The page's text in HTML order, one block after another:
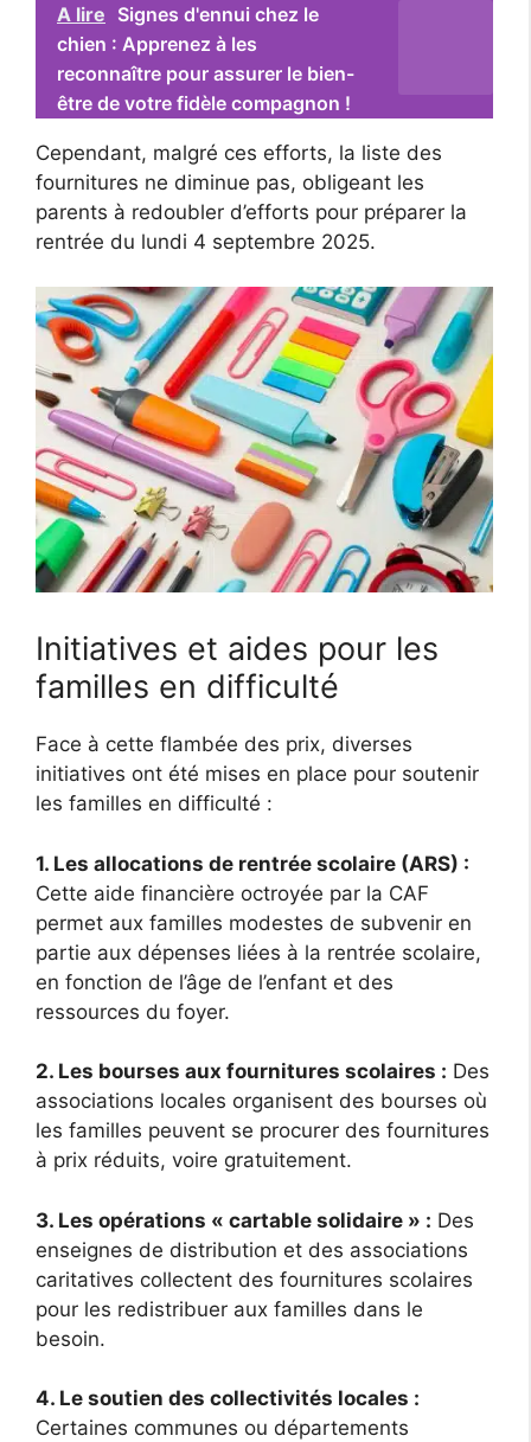
A lire Signes d'ennui chez le
chien : Apprenez à les
reconnaître pour assurer le bien-
être de votre fidèle compagnon !
Cependant, malgré ces efforts, la liste des
fournitures ne diminue pas, obligeant les
parents à redoubler d’efforts pour préparer la
rentrée du lundi 4 septembre 2025.
Initiatives et aides pour les
familles en difficulté
Face à cette flambée des prix, diverses
initiatives ont été mises en place pour soutenir
les familles en difficulté :
1. Les allocations de rentrée scolaire (ARS) :
Cette aide financière octroyée par la CAF
permet aux familles modestes de subvenir en
partie aux dépenses liées à la rentrée scolaire,
en fonction de l’âge de l’enfant et des
ressources du foyer.
2. Les bourses aux fournitures scolaires : Des
associations locales organisent des bourses où
les familles peuvent se procurer des fournitures
à prix réduits, voire gratuitement.
3. Les opérations « cartable solidaire » : Des
enseignes de distribution et des associations
caritatives collectent des fournitures scolaires
pour les redistribuer aux familles dans le
besoin.
4. Le soutien des collectivités locales :
Certaines communes ou départements